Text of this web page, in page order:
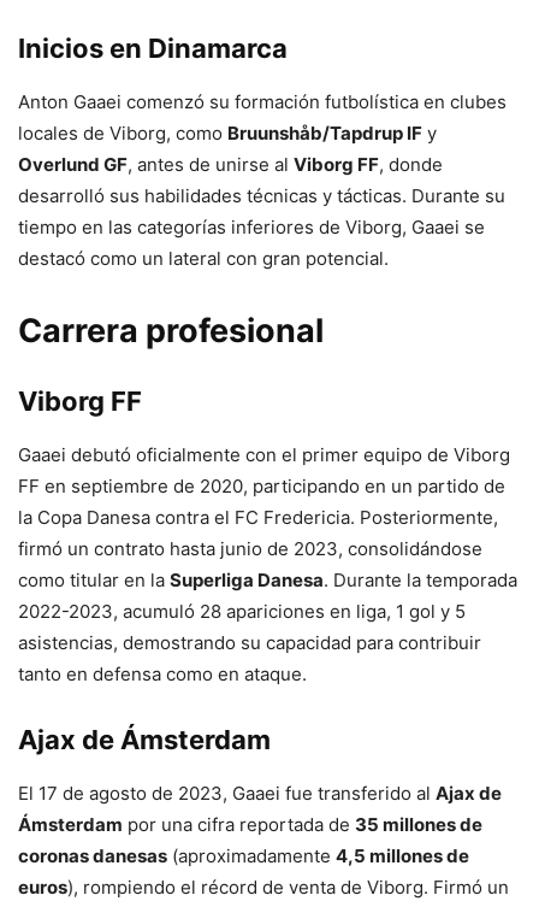
Inicios en Dinamarca
Anton Gaaei comenzó su formación futbolística en clubes
locales de Viborg, como Bruunshåb/Tapdrup IF y
Overlund GF, antes de unirse al Viborg FF, donde
desarrolló sus habilidades técnicas y tácticas. Durante su
tiempo en las categorías inferiores de Viborg, Gaaei se
destacó como un lateral con gran potencial.
Carrera profesional
Viborg FF
Gaaei debutó oficialmente con el primer equipo de Viborg
FF en septiembre de 2020, participando en un partido de
la Copa Danesa contra el FC Fredericia. Posteriormente,
firmó un contrato hasta junio de 2023, consolidándose
como titular en la Superliga Danesa. Durante la temporada
2022-2023, acumuló 28 apariciones en liga, 1 gol y 5
asistencias, demostrando su capacidad para contribuir
tanto en defensa como en ataque.
Ajax de Ámsterdam
El 17 de agosto de 2023, Gaaei fue transferido al Ajax de
Ámsterdam por una cifra reportada de 35 millones de
coronas danesas (aproximadamente 4,5 millones de
euros), rompiendo el récord de venta de Viborg. Firmó un